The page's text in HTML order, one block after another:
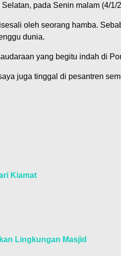
pada Senin malam (4/1/
oleh seorang hamba.
dunia.
yang begitu indah di
juga tinggal di pesantren
Kiamat
Lingkungan Masjid